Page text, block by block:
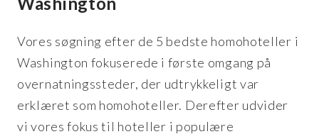
Vores søgning efter de 5 bedste homohoteller i
Washington fokuserede i første omgang på
overnatningssteder, der udtrykkeligt var
erklæret som homohoteller. Derefter udvider
vi vores fokus til hoteller i populære